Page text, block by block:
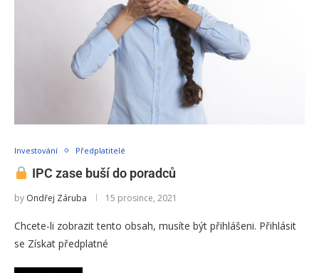
Investování Předplatitelé
IPC zase buší do poradců
by Ondřej Záruba 15 prosince, 2021
Chcete-li zobrazit tento obsah, musíte být přihlášeni. Přihlásit
se Získat předplatné